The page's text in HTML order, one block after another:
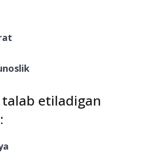
etiladigan